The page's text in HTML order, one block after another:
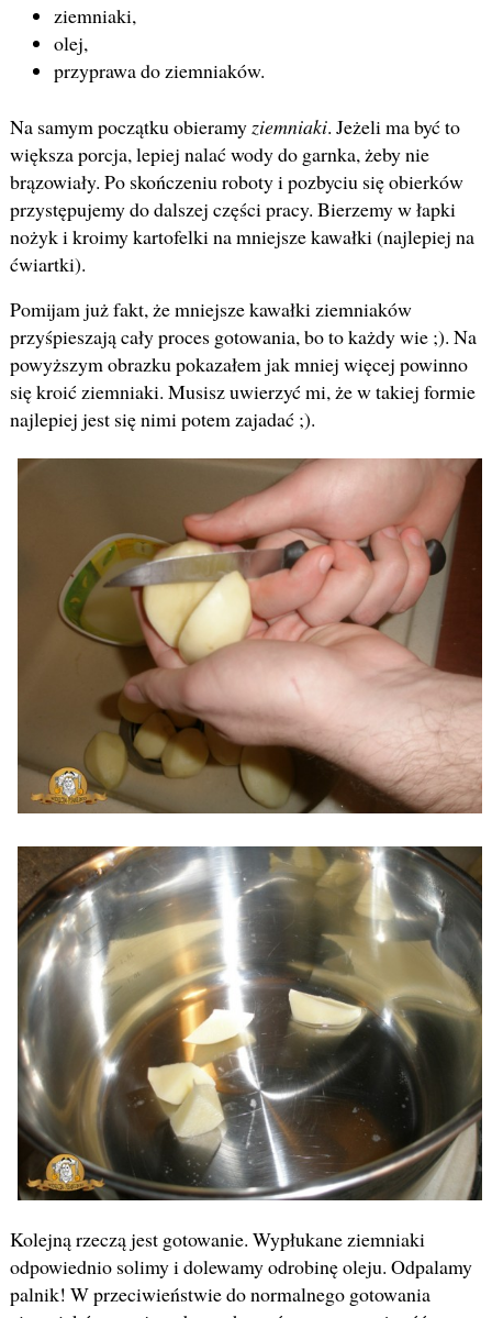
ziemniaki,
olej,
przyprawa do ziemniaków.
Na samym początku obieramyziemniaki. Jeżeli ma być to
większa porcja, lepiej nalać wody do garnka, żeby nie
brązowiały. Po skończeniu roboty i pozbyciu się obierków
przystępujemy do dalszej części pracy. Bierzemy w łapki
nożyk i kroimy kartofelki na mniejsze kawałki (najlepiej na
ćwiartki).
Pomijam już fakt, że mniejsze kawałki ziemniaków
przyśpieszają cały proces gotowania, bo to każdy wie ;). Na
powyższym obrazku pokazałem jak mniej więcej powinno
się kroić ziemniaki. Musisz uwierzyć mi, że w takiej formie
najlepiej jest się nimi potem zajadać ;).
Kolejną rzeczą jest gotowanie. Wypłukane ziemniaki
odpowiednio solimy i dolewamy odrobinę oleju. Odpalamy
palnik! W przeciwieństwie do normalnego gotowania